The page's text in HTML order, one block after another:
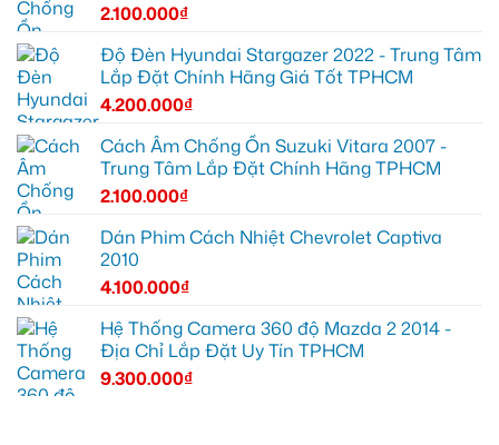
2.100.000₫
Độ Đèn Hyundai Stargazer 2022 - Trung Tâm
Lắp Đặt Chính Hãng Giá Tốt TPHCM
4.200.000₫
Cách Âm Chống Ồn Suzuki Vitara 2007 -
Trung Tâm Lắp Đặt Chính Hãng TPHCM
2.100.000₫
Dán Phim Cách Nhiệt Chevrolet Captiva
2010
4.100.000₫
Hệ Thống Camera 360 độ Mazda 2 2014 -
Địa Chỉ Lắp Đặt Uy Tín TPHCM
9.300.000₫